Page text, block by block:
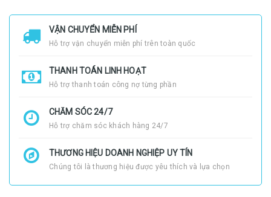
VẬN CHUYỂN MIỄN PHÍ
Hỗ trợ vận chuyển miễn phí trên toàn quốc
THANH TOÁN LINH HOẠT
Hỗ trợ thanh toán công nợ từng phần
CHĂM SÓC 24/7
Hỗ trợ chăm sóc khách hàng 24/7
THƯƠNG HIỆU DOANH NGHIỆP UY TÍN
Chúng tôi là thương hiệu được yêu thích và lựa chọn